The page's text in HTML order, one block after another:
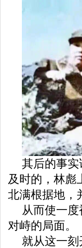
其后的事
及时的，林彪
北满根据地，
从而使一
对峙的局面。
就从这一